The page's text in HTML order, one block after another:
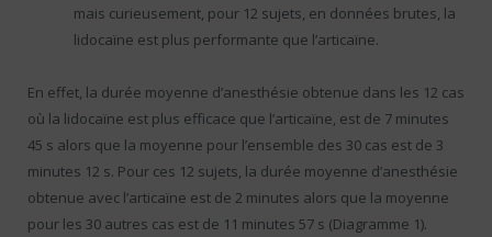
mais curieusement, pour 12 sujets, en données brutes, la
lidocaïne est plus performante que l’articaïne.
En effet, la durée moyenne d’anesthésie obtenue dans les 12 cas
où la lidocaïne est plus efficace que l’articaïne, est de 7 minutes
45 s alors que la moyenne pour l’ensemble des 30 cas est de 3
minutes 12 s. Pour ces 12 sujets, la durée moyenne d’anesthésie
obtenue avec l’articaïne est de 2 minutes alors que la moyenne
pour les 30 autres cas est de 11 minutes 57 s (Diagramme 1).